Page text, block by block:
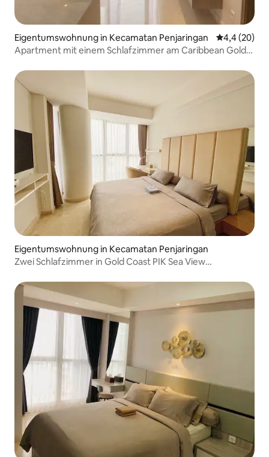
Eigentumswohnung in Kecamatan Penjaringan
4,4 (20)
Apartment mit einem Schlafzimmer am Caribbean Gold
Eigentumswohnung in Kecamatan Penjaringan
Zwei Schlafzimmer in Gold Coast PIK Sea View